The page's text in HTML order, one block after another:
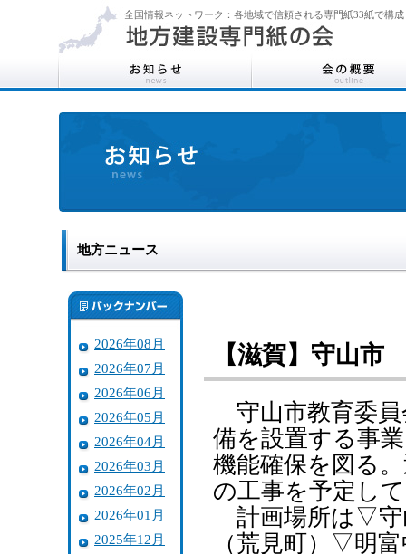
全国情報ネットワーク：各地域で信頼される専門紙33紙で構成
地方ニュース
2026年08月
2026年07月
2026年06月
2026年05月
2026年04月
2026年03月
2026年02月
2026年01月
2025年12月
【滋賀】守山
守山市教育委員
備を設置する事
機能確保を図る
の工事を予定し
計画場所は▽守
（荒見町）▽明